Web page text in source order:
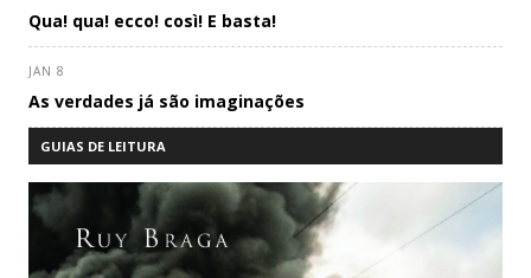
Qua! qua! ecco! così! E basta!
JAN 8
As verdades já são imaginações
GUIAS DE LEITURA